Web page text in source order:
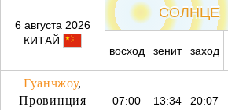
6 августа 2026
КИТАЙ
СОЛНЦЕ
восход
зенит заход
Гуанчжоу,
Провинция
07:00 13:34 20:07